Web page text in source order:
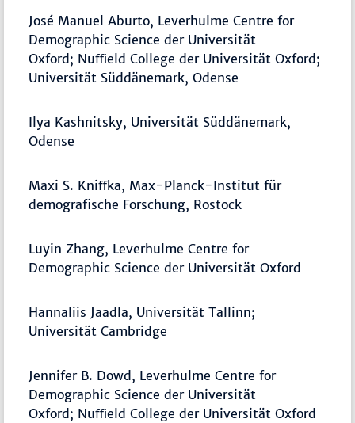
José Manuel Aburto, Leverhulme Centre for
Demographic Science der Universität
Oxford; Nuﬃeld College der Universität Oxford;
Universität Süddänemark, Odense
Ilya Kashnitsky, Universität Süddänemark,
Odense
Maxi S. Kniﬀka, Max-Planck-Institut für
demografische Forschung, Rostock
Luyin Zhang, Leverhulme Centre for
Demographic Science der Universität Oxford
Hannaliis Jaadla, Universität Tallinn;
Universität Cambridge
Jennifer B. Dowd, Leverhulme Centre for
Demographic Science der Universität
Oxford; Nuﬃeld College der Universität Oxford